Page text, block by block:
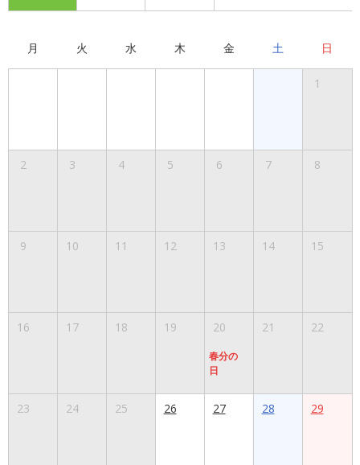
月 火 水 木 金 土 日
1
2 3 4 5 6 7 8
9 10 11 12 13 14 15
16 17 18 19 20
春分の
日
21 22
23 24 25 26 27 28 29